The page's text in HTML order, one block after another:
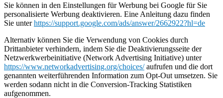
Sie können in den Einstellungen für Werbung bei Google für Sie
personalisierte Werbung deaktivieren. Eine Anleitung dazu finden
Sie unterhttps://support.google.com/ads/answer/2662922?hl=de
Alternativ können Sie die Verwendung von Cookies durch
Drittanbieter verhindern, indem Sie die Deaktivierungsseite der
Netzwerkwerbeinitiative (Network Advertising Initiative) unter
https://www.networkadvertising.org/choices/aufrufen und die dort
genannten weiterführenden Information zum Opt-Out umsetzen. Sie
werden sodann nicht in die Conversion-Tracking Statistiken
aufgenommen.